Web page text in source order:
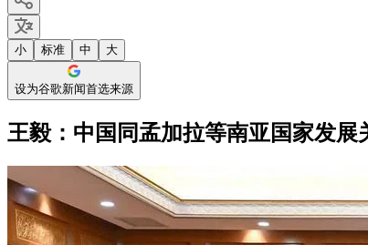
小 标准 中 大
设为谷歌新闻首选来源
王毅：中国同孟加拉等南亚国家发展